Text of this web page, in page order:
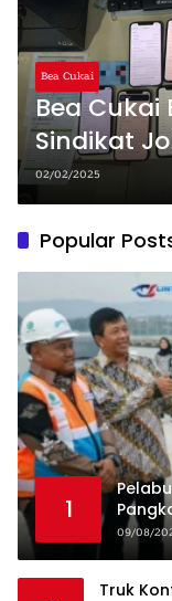
Bea Cukai
Bea
Sindikat
Perangkat
02/02/2025
Popular
1
09/08/
Truk